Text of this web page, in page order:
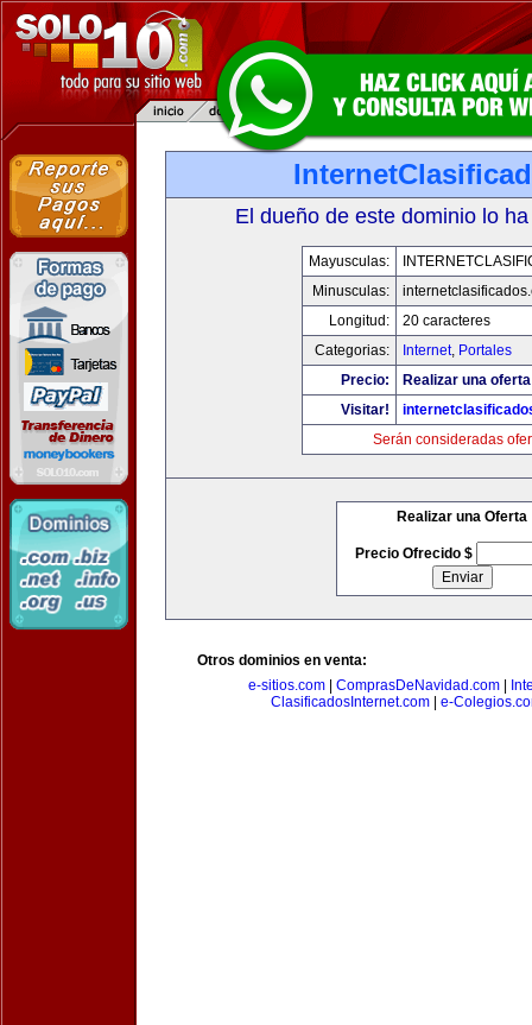
El dueño de este dominio lo
Mayusculas:
Minusculas:
Longitud:
20 caracteres
Categorias:
Internet, Portales
Precio:
Realizar una
Visitar!
Serán consideradas
Realizar una Oferta
Precio Ofrecido $
Otros dominios en venta:
e-sitios.com| ComprasDeNavidad.com|
ClasificadosInternet.com| e-